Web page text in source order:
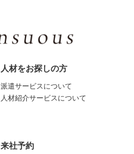
人材をお探しの方
派遣サービスについて
人材紹介サービスについて
来社予約